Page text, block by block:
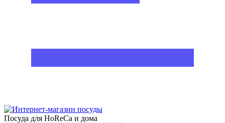
Посуда для HoReCa и дома